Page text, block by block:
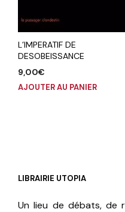
L’IMPERATIF DE
DESOBEISSANCE
9,00€
AJOUTER AU PANIER
LIBRAIRIE UTOPIA
Un lieu de débats, de